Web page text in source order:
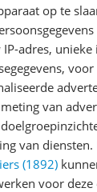
in en mis
zodra de prijs
of bedrag
-15%
op te
IP-adres,
voor
van
van diensten.
(1892)
voor deze